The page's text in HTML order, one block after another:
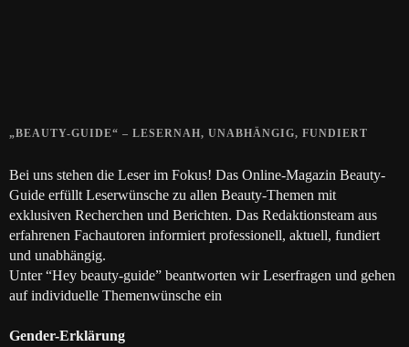
„BEAUTY-GUIDE“ – LESERNAH, UNABHÄNGIG, FUNDIERT
Bei uns stehen die Leser im Fokus! Das Online-Magazin Beauty-
Guide erfüllt Leserwünsche zu allen Beauty-Themen mit
exklusiven Recherchen und Berichten. Das Redaktionsteam aus
erfahrenen Fachautoren informiert professionell, aktuell, fundiert
und unabhängig.
Unter “Hey beauty-guide” beantworten wir Leserfragen und gehen
auf individuelle Themenwünsche ein
Gender-Erklärung